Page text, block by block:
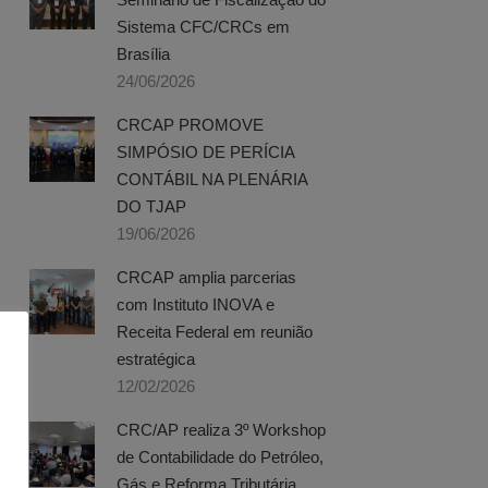
Sistema CFC/CRCs em
Brasília
24/06/2026
CRCAP PROMOVE
SIMPÓSIO DE PERÍCIA
CONTÁBIL NA PLENÁRIA
DO TJAP
19/06/2026
CRCAP amplia parcerias
com Instituto INOVA e
Receita Federal em reunião
estratégica
12/02/2026
CRC/AP realiza 3º Workshop
de Contabilidade do Petróleo,
Gás e Reforma Tributária